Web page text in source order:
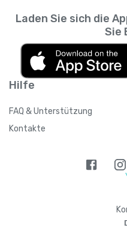
Hilfe
FAQ & Unterstützung
Kontakte
Laden Sie sich die
Sie